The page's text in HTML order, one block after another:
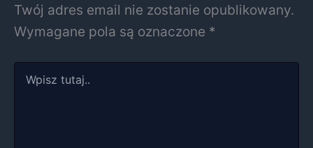
Twój adres email nie zostanie opublikowany.
Wymagane pola są oznaczone *
tutaj..